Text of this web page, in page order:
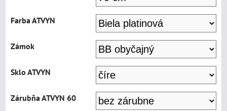
Farba ATVYN
Zámok
Sklo ATVYN
Zárubňa ATVYN 60